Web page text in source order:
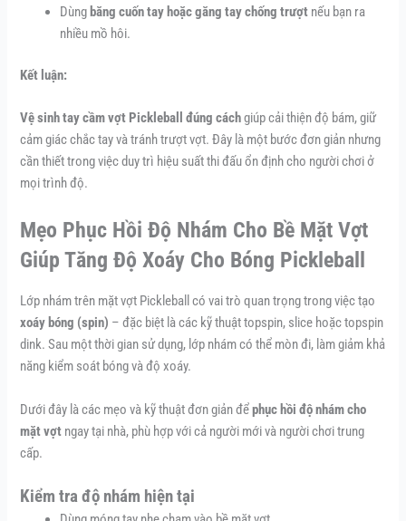
Dùng băng cuốn tay hoặc găng tay chống trượt nếu bạn ra
nhiều mồ hôi.
Kết luận:
Vệ sinh tay cầm vợt Pickleball đúng cáchgiúp cải thiện độ bám, giữ
cảm giác chắc tay và tránh trượt vợt. Đây là một bước đơn giản nhưng
cần thiết trong việc duy trì hiệu suất thi đấu ổn định cho người chơi ở
mọi trình độ.
Mẹo Phục Hồi Độ Nhám Cho Bề Mặt Vợt
Giúp Tăng Độ Xoáy Cho Bóng Pickleball
Lớp nhám trên mặt vợt Pickleball có vai trò quan trọng trong việc tạo
xoáy bóng (spin) – đặc biệt là các kỹ thuật topspin, slice hoặc topspin
dink. Sau một thời gian sử dụng, lớp nhám có thể mòn đi, làm giảm khả
năng kiểm soát bóng và độ xoáy.
Dưới đây là các mẹo và kỹ thuật đơn giản đểphục hồi độ nhám cho
mặt vợt ngay tại nhà, phù hợp với cả người mới và người chơi trung
cấp.
Kiểm tra độ nhám hiện tại